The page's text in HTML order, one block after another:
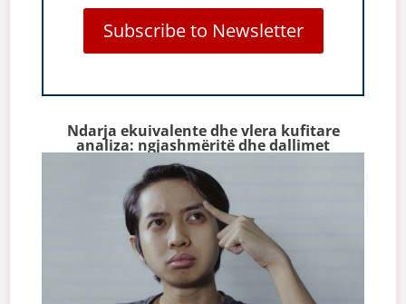
Subscribe to Newsletter
Ndarja ekuivalente dhe vlera kufitare
analiza: ngjashmëritë dhe dallimet